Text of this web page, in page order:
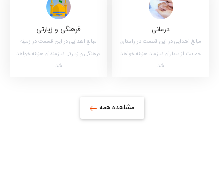
درمانی
مبالغ اهدایی در این قسمت در راستای
حمایت از بیماران نیازمند هزینه خواهد
شد
فرهنگی و زیارتی
مبالغ اهدایی در این قسمت در زمینه
فرهنگی و زیارتی نیازمندان هزینه خواهد
شد
مشاهده همه